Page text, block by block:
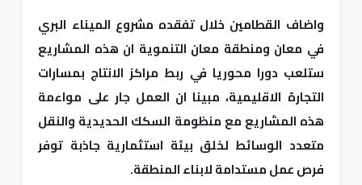
واضاف القطامين خلال تفقده مشروع الميناء البري
في معان ومنطقة معان التنموية ان هذه المشاريع
ستلعب دورا محوريا في ربط مراكز الانتاج بمسارات
التجارة الاقليمية، مبينا ان العمل جار على مواءمة
هذه المشاريع مع منظومة السكك الحديدية والنقل
متعدد الوسائط لخلق بيئة استثمارية جاذبة توفر
فرص عمل مستدامة لابناء المنطقة.